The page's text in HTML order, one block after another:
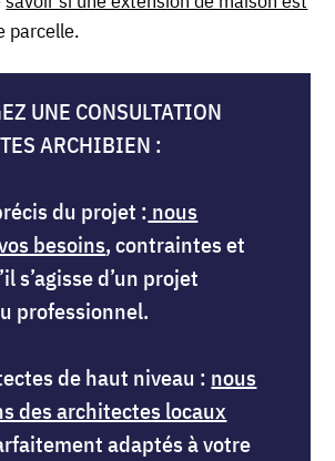
parcelle.
UNE CONSULTATION
ARCHIBIEN :
du projet : nous
besoins, contraintes et
s’agisse d’un projet
professionnel.
de haut niveau : nous
des architectes locaux
adaptés à votre